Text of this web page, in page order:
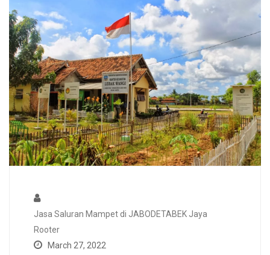
Jasa Saluran Mampet di JABODETABEK Jaya
Rooter
March 27, 2022